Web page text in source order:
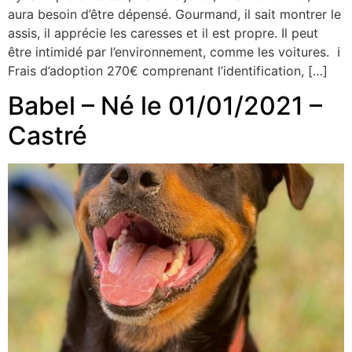
aura besoin d’être dépensé. Gourmand, il sait montrer le
assis, il apprécie les caresses et il est propre. Il peut
être intimidé par l’environnement, comme les voitures. ℹ
Frais d’adoption 270€ comprenant l’identification, […]
Babel – Né le 01/01/2021 –
Castré